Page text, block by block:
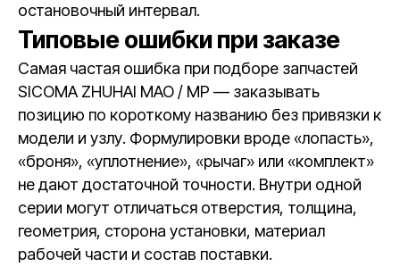
остановочный интервал.
Типовые ошибки при заказе
Самая частая ошибка при подборе запчастей
SICOMA ZHUHAI MAO / MP — заказывать
позицию по короткому названию без привязки к
модели и узлу. Формулировки вроде «лопасть»,
«броня», «уплотнение», «рычаг» или «комплект»
не дают достаточной точности. Внутри одной
серии могут отличаться отверстия, толщина,
геометрия, сторона установки, материал
рабочей части и состав поставки.